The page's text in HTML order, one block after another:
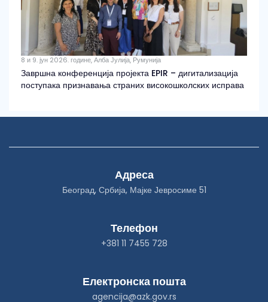
8 и 9. јун 2026. године, Алба Јулија, Румунија
Завршна конференција пројекта EPIR – дигитализација
поступака признавања страних високошколских исправа
Адреса
Београд, Србија, Мајке Јевросиме 51
Телефон
+381 11 7455 728
Електронска пошта
agencija@azk.gov.rs